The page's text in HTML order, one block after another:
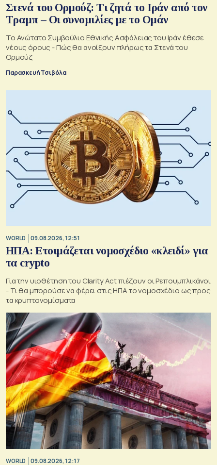
Στενά του Ορμούζ: Τι ζητά το Ιράν από τον
Τραμπ – Οι συνομιλίες με το Ομάν
Το Ανώτατο Συμβούλιο Εθνικής Ασφάλειας του Ιράν έθεσε
νέους όρους - Πώς θα ανοίξουν πλήρως τα Στενά του
Ορμούζ
Παρασκευή Τσιβόλα
WORLD 09.08.2026, 12:51
ΗΠΑ: Ετοιμάζεται νομοσχέδιο «κλειδί» για
τα crypto
Για την υιοθέτηση του Clarity Act πιέζουν οι Ρεπουμπλικάνοι
- Τι θα μπορούσε να φέρει στις ΗΠΑ το νομοσχέδιο ως προς
τα κρυπτονομίσματα
WORLD 09.08.2026, 12:17